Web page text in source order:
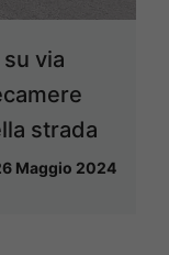
via
strada
Maggio 2024